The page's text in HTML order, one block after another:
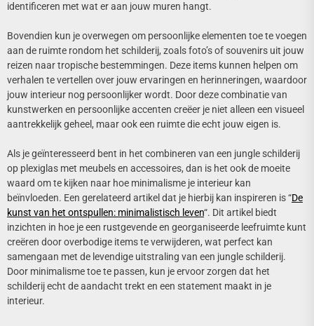
identificeren met wat er aan jouw muren hangt.
Bovendien kun je overwegen om persoonlijke elementen toe te voegen
aan de ruimte rondom het schilderij, zoals foto’s of souvenirs uit jouw
reizen naar tropische bestemmingen. Deze items kunnen helpen om
verhalen te vertellen over jouw ervaringen en herinneringen, waardoor
jouw interieur nog persoonlijker wordt. Door deze combinatie van
kunstwerken en persoonlijke accenten creëer je niet alleen een visueel
aantrekkelijk geheel, maar ook een ruimte die echt jouw eigen is.
Als je geïnteresseerd bent in het combineren van een jungle schilderij
op plexiglas met meubels en accessoires, dan is het ook de moeite
waard om te kijken naar hoe minimalisme je interieur kan
beïnvloeden. Een gerelateerd artikel dat je hierbij kan inspireren is “De
kunst van het ontspullen: minimalistisch leven“. Dit artikel biedt
inzichten in hoe je een rustgevende en georganiseerde leefruimte kunt
creëren door overbodige items te verwijderen, wat perfect kan
samengaan met de levendige uitstraling van een jungle schilderij.
Door minimalisme toe te passen, kun je ervoor zorgen dat het
schilderij echt de aandacht trekt en een statement maakt in je
interieur.